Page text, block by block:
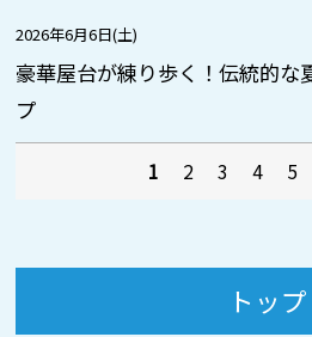
2026年6月6日(土)
豪華屋台が練り歩く！伝統的な
プ
1 2 3 4 5
トップ